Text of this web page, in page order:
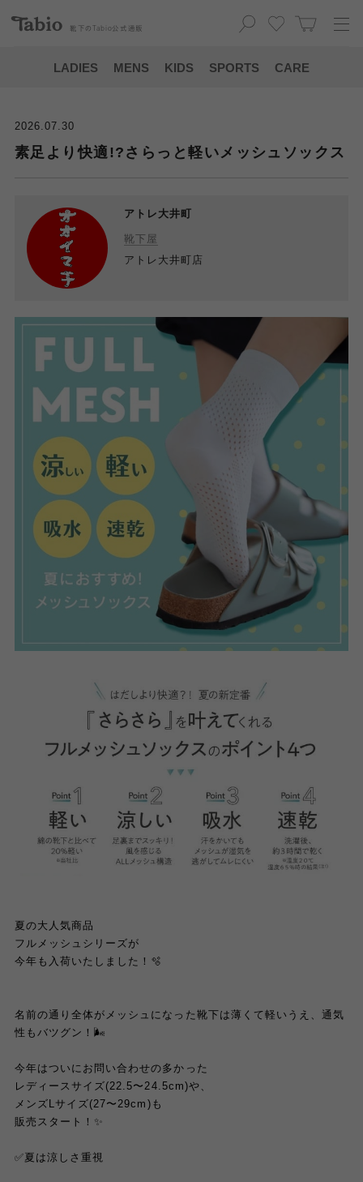
靴下の Tabio 公式通販
LADIES MENS KIDS SPORTS CARE
2026.07.30
素足より快適!?さらっと軽いメッシュソックス
アトレ大井町
靴下屋
アトレ大井町店
夏の大人気商品
フルメッシュシリーズが
今年も入荷いたしました！🫧
名前の通り全体がメッシュになった靴下は薄くて軽いうえ、通気
性もバツグン！🌬️
今年はついにお問い合わせの多かった
レディースサイズ(22.5〜24.5cm)や、
メンズLサイズ(27〜29cm)も
販売スタート！✨
✅夏は涼しさ重視